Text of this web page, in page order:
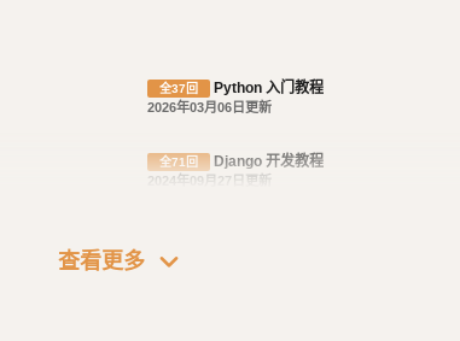
全37回 Python 入门教程
2026年03月06日更新
全71回 Django 开发教程
2024年09月27日更新
查看更多 expand_more